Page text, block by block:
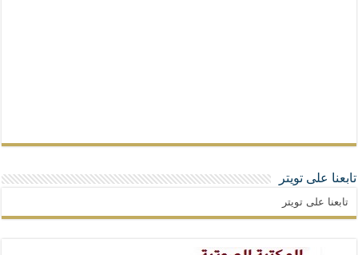
تابعنا على تويتر
تابعنا على تويتر